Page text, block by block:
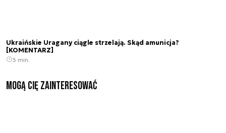
Ukraińskie Uragany ciągle strzelają. Skąd amunicja?
[KOMENTARZ]
3 min.
Mogą Cię zainteresować